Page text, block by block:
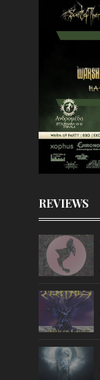
REVIEWS